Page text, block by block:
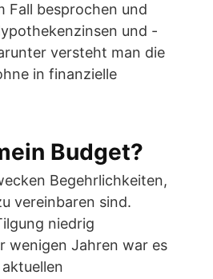
Fall besprochen und
und -
versteht man die
in finanzielle
Budget?
Begehrlichkeiten,
vereinbaren sind.
niedrig
wenigen Jahren war es